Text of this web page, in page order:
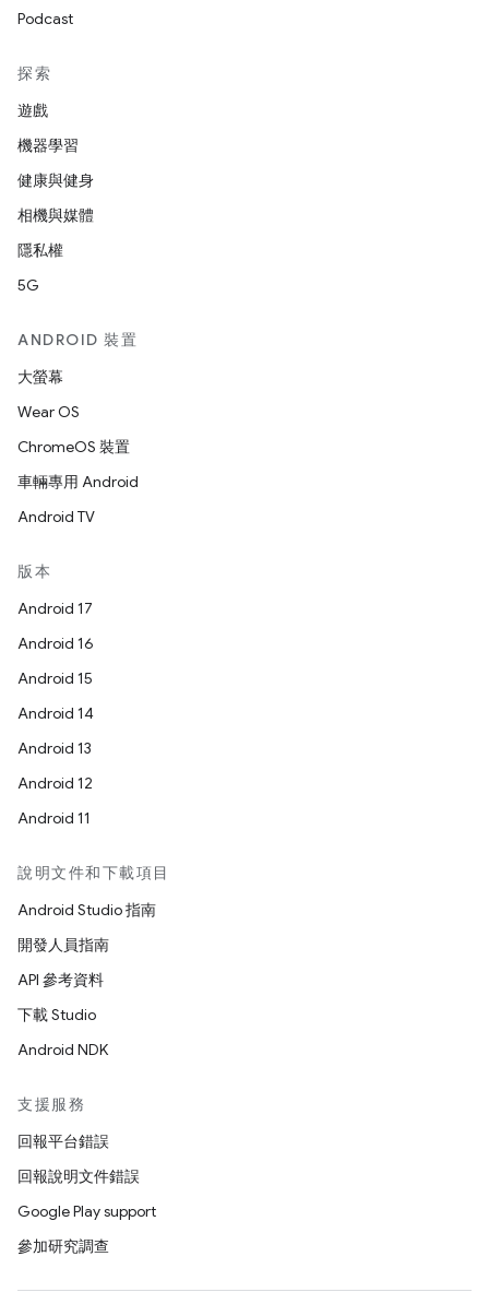
Podcast
探索
遊戲
機器學習
健康與健身
相機與媒體
隱私權
5G
ANDROID 裝置
大螢幕
Wear OS
ChromeOS 裝置
車輛專用 Android
Android TV
版本
Android 17
Android 16
Android 15
Android 14
Android 13
Android 12
Android 11
說明文件和下載項目
Android Studio 指南
開發人員指南
API 參考資料
下載 Studio
Android NDK
支援服務
回報平台錯誤
回報說明文件錯誤
Google Play support
參加研究調查